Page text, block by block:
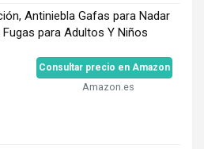
Antiniebla Gafas para Nadar
para Adultos Y Niños
Consultar precio en Amazon
Amazon.es